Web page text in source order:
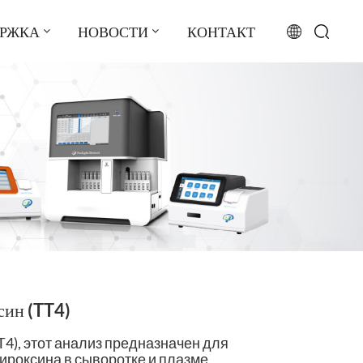
НОВОСТИ КОНТАКТ
русский
español
Türkçe
(TT4)
этот анализ предназначен для
в сыворотке и плазме